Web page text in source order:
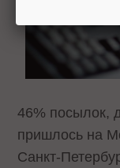
46% посылок,
пришлось на
Санкт-